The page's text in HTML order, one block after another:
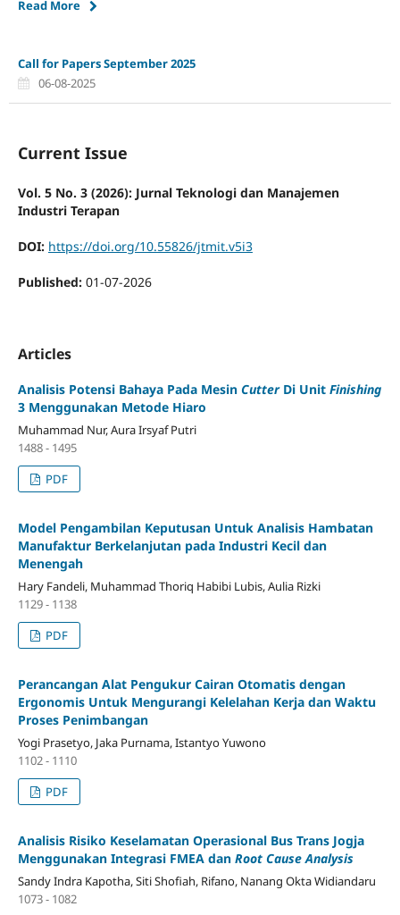
Read More
Call for Papers September 2025
06-08-2025
Current Issue
Vol. 5 No. 3 (2026): Jurnal Teknologi dan Manajemen
Industri Terapan
DOI: https://doi.org/10.55826/jtmit.v5i3
Published: 01-07-2026
Articles
Analisis Potensi Bahaya Pada Mesin CutterDi UnitFinishing
3 Menggunakan Metode Hiaro
Muhammad Nur, Aura Irsyaf Putri
1488 - 1495
PDF
Model Pengambilan Keputusan Untuk Analisis Hambatan
Manufaktur Berkelanjutan pada Industri Kecil dan
Menengah
Hary Fandeli, Muhammad Thoriq Habibi Lubis, Aulia Rizki
1129 - 1138
PDF
Perancangan Alat Pengukur Cairan Otomatis dengan
Ergonomis Untuk Mengurangi Kelelahan Kerja dan Waktu
Proses Penimbangan
Yogi Prasetyo, Jaka Purnama, Istantyo Yuwono
1102 - 1110
PDF
Analisis Risiko Keselamatan Operasional Bus Trans Jogja
Menggunakan Integrasi FMEA dan Root Cause Analysis
Sandy Indra Kapotha, Siti Shofiah, Rifano, Nanang Okta Widiandaru
1073 - 1082